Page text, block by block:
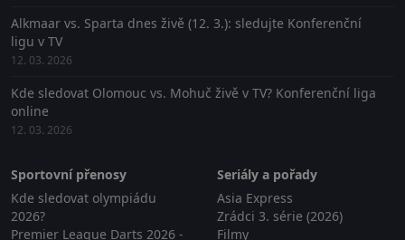
Alkmaar vs. Sparta dnes živě (12. 3.): sledujte Konferenční
ligu v TV
12. 03. 2026
Kde sledovat Olomouc vs. Mohuč živě v TV? Konferenční liga
online
12. 03. 2026
Sportovní přenosy
Kde sledovat olympiádu
2026?
Premier League Darts 2026 -
Seriály a pořady
Asia Express
Zrádci 3. série (2026)
Filmy